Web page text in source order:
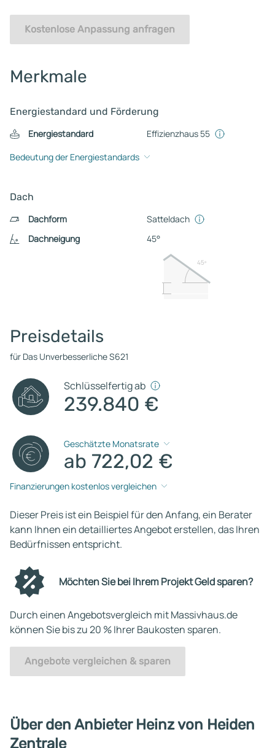
Kostenlose Anpassung anfragen
Merkmale
Energiestandard und Förderung
Energiestandard
Effizienzhaus 55
Bedeutung der Energiestandards
Dach
Dachform
Satteldach
Dachneigung
45°
45º
Preisdetails
für Das Unverbesserliche S621
Schlüsselfertig ab
239.840 €
Geschätzte Monatsrate
ab 722,02 €
Finanzierungen kostenlos vergleichen
Dieser Preis ist ein Beispiel für den Anfang, ein Berater
kann Ihnen ein detailliertes Angebot erstellen, das Ihren
Bedürfnissen entspricht.
Möchten Sie bei Ihrem Projekt Geld sparen?
Durch einen Angebotsvergleich mit Massivhaus.de
können Sie bis zu 20 % Ihrer Baukosten sparen.
Angebote vergleichen & sparen
Über den Anbieter Heinz von Heiden
Zentrale